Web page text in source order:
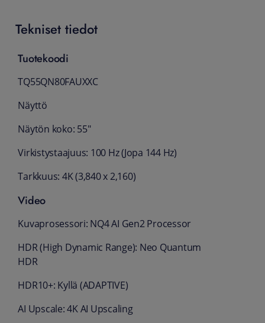
Tekniset tiedot
Tuotekoodi
TQ55QN80FAUXXC
Näyttö
Näytön koko: 55"
Virkistystaajuus: 100 Hz (Jopa 144 Hz)
Tarkkuus: 4K (3,840 x 2,160)
Video
Kuvaprosessori: NQ4 AI Gen2 Processor
HDR (High Dynamic Range): Neo Quantum
HDR
HDR10+: Kyllä (ADAPTIVE)
AI Upscale: 4K AI Upscaling